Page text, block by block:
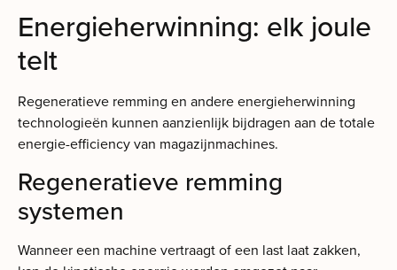
Energieherwinning: elk joule
telt
Regeneratieve remming en andere energieherwinning
technologieën kunnen aanzienlijk bijdragen aan de totale
energie-efficiency van magazijnmachines.
Regeneratieve remming
systemen
Wanneer een machine vertraagt of een last laat zakken,